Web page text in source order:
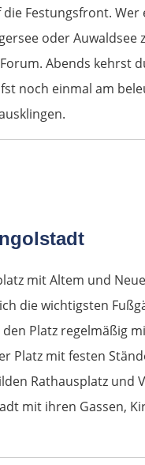
Festungsfront.
oder Auwaldsee
Abends kehrst
noch einmal am
mit Altem und
die wichtigsten
Platz regelmäßig
Platz mit festen
Rathausplatz und
mit ihren Gassen,